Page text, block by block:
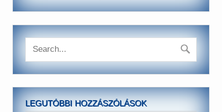
LEGUTÓBBI HOZZÁSZÓLÁSOK